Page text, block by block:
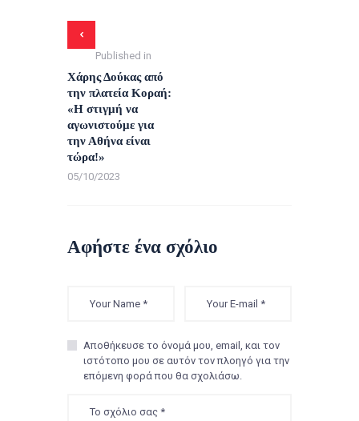
Published in
Χάρης Δούκας από
την πλατεία Κοραή:
«Η στιγμή να
αγωνιστούμε για
την Αθήνα είναι
τώρα!»
05/10/2023
Αφήστε ένα σχόλιο
Αποθήκευσε το όνομά μου, email, και τον
ιστότοπο μου σε αυτόν τον πλοηγό για την
επόμενη φορά που θα σχολιάσω.